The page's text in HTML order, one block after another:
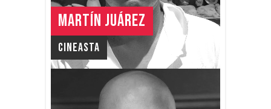
MARTÍN JUÁREZ
Cineasta